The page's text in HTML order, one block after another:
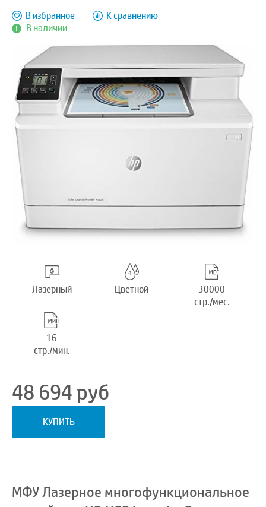
В наличии
В избранное К сравнению
Лазерный Цветной
30000
стр./мес.
16
стр./мин.
48 694руб
КУПИТЬ
МФУ Лазерное многофункциональное